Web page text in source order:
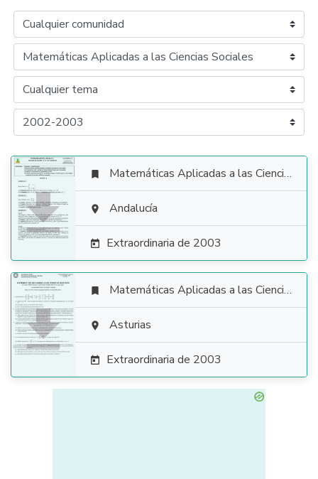

 Matemáticas Aplicadas a las Ciencias Sociales
 Andalucía
 Extraordinaria de 2003

 Matemáticas Aplicadas a las Ciencias Sociales
 Asturias
 Extraordinaria de 2003